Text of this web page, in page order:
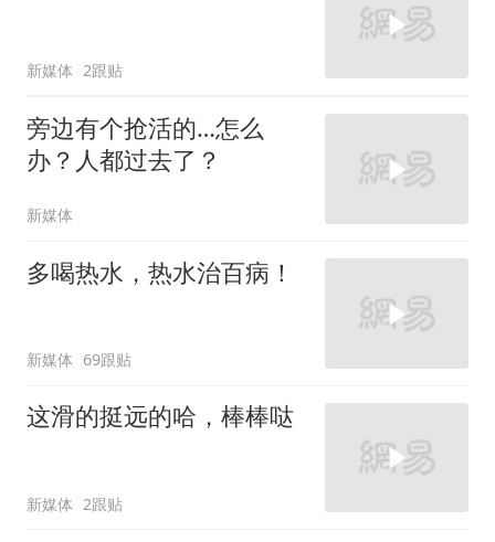
新媒体 2跟贴
旁边有个抢活的…怎么
办？人都过去了？
新媒体
多喝热水，热水治百病！
新媒体 69跟贴
这滑的挺远的哈，棒棒哒
新媒体 2跟贴